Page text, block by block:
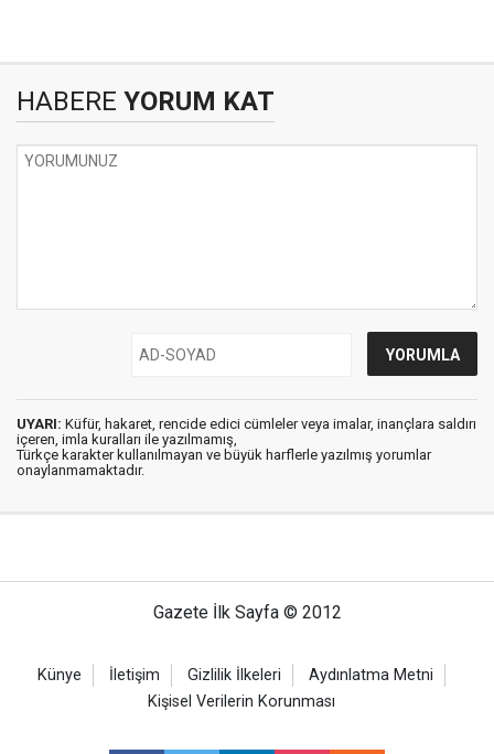
HABERE YORUM KAT
UYARI: Küfür, hakaret, rencide edici cümleler veya imalar, inançlara saldırı
içeren, imla kuralları ile yazılmamış,
Türkçe karakter kullanılmayan ve büyük harflerle yazılmış yorumlar
onaylanmamaktadır.
Gazete İlk Sayfa © 2012
Künye İletişim Gizlilik İlkeleri
Aydınlatma Metni
Kişisel Verilerin Korunması